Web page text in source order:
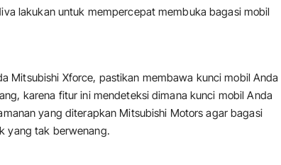
lakukan untuk mempercepat membuka bagasi mobil
Mitsubishi Xforce, pastikan membawa kunci mobil Anda
karena fitur ini mendeteksi dimana kunci mobil Anda
yang diterapkan Mitsubishi Motors agar bagasi
yang tak berwenang.